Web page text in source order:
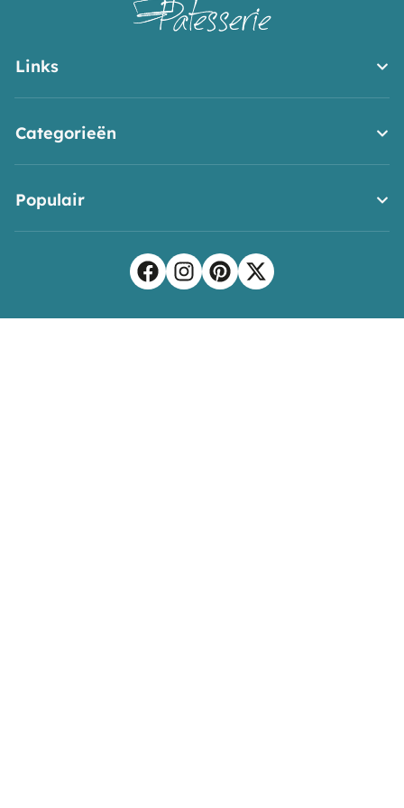
Links
Categorieën
Populair